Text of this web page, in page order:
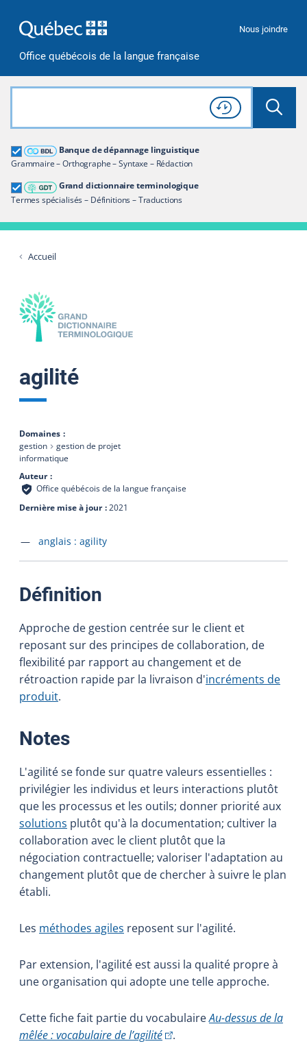
Office québécois de la langue française
Nous joindre
Rechercher dans tout le site
Lancer
Consulter l'
Historique
de recherche
Banque de dépannage linguistique
Grammaire – Orthographe – Syntaxe – Rédaction
Grand dictionnaire terminologique
Termes spécialisés – Définitions – Traductions
Grand dictionnaire terminologique
Restreindre aux termes
Accueil
agilité
Domaines
gestion
gestion de projet
informatique
Auteur
Office québécois de la langue française
Dernière mise à jour 2021
Accéder à la fiche en
anglais : agility
Définition
Approche de gestion centrée sur le client et
reposant sur des principes de collaboration, de
flexibilité par rapport au changement et de
rétroaction rapide par la livraison d'incréments de
produit.
Notes:
L'agilité se fonde sur quatre valeurs essentielles :
privilégier les individus et leurs interactions plutôt
que les processus et les outils; donner priorité aux
solutions plutôt qu'à la documentation; cultiver la
collaboration avec le client plutôt que la
négociation contractuelle; valoriser l'adaptation au
changement plutôt que de chercher à suivre le plan
établi.
Les méthodes agiles reposent sur l'agilité.
Par extension, l'agilité est aussi la qualité propre à
une organisation qui adopte une telle approche.
Cette fiche fait partie du vocabulaireAu-dessus de la
mêlée : vocabulaire de l’agilité(Cet hyperlien externe
.